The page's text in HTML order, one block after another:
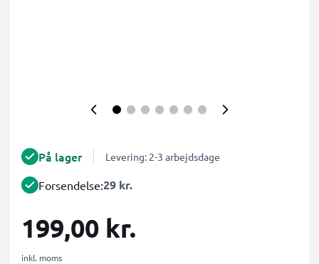
På lager Levering: 2-3 arbejdsdage
Forsendelse:29 kr.
199,00 kr.
inkl. moms